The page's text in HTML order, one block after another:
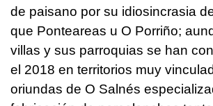
de paisano por su idiosincrasia
que Ponteareas u O Porriño;
villas y sus parroquias se han
el 2018 en territorios muy
oriundas de O Salnés